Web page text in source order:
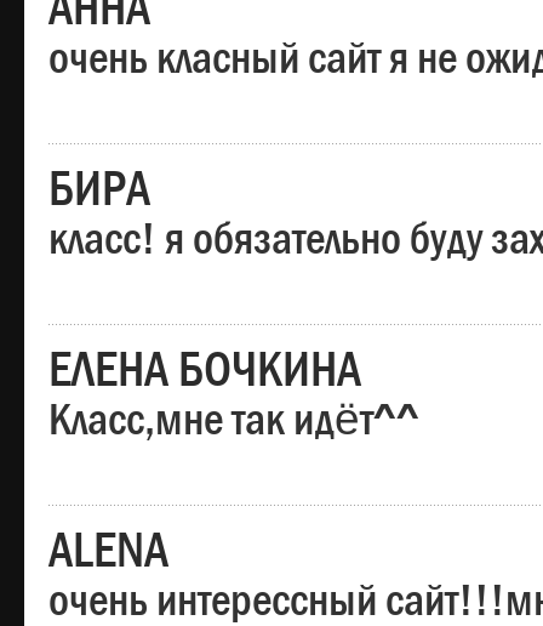
очень класный сайт я не
БИРА
класс! я обязательно буду
ЕЛЕНА БОЧКИНА
Класс,мне так идёт^^
ALENA
очень интерессный